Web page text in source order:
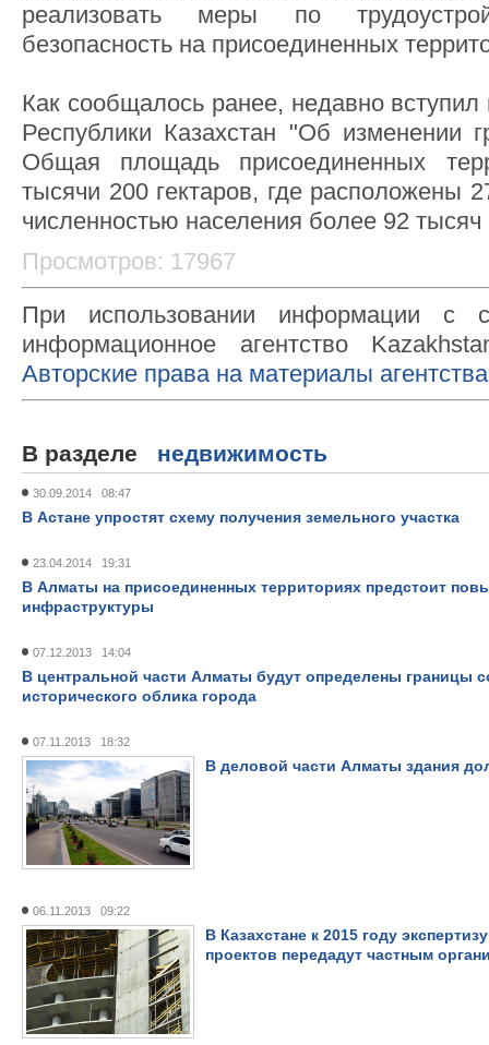
реализовать меры по
безопасность на присоединенных
Как сообщалось ранее, недавно вступил
Республики Казахстан "Об изменении
Общая площадь присоединенных
тысячи 200 гектаров, где расположены
численностью населения более 92 тысяч
Просмотров: 17967
При использовании информации с
информационное агентство
Авторские права на материалы
В разделе недвижимость
30.09.2014 08:47
В Астане упростят схему получения земельного участка
23.04.2014 19:31
В Алматы на присоединенных территориях предстоит
инфраструктуры
07.12.2013 14:04
В центральной части Алматы будут определены границы
исторического облика города
07.11.2013 18:32
В деловой части Алматы здания
06.11.2013 09:22
В Казахстане к 2015 году
проектов передадут частным